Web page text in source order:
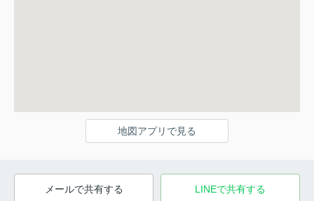
地図アプリで見る
メールで共有する LINEで共有する